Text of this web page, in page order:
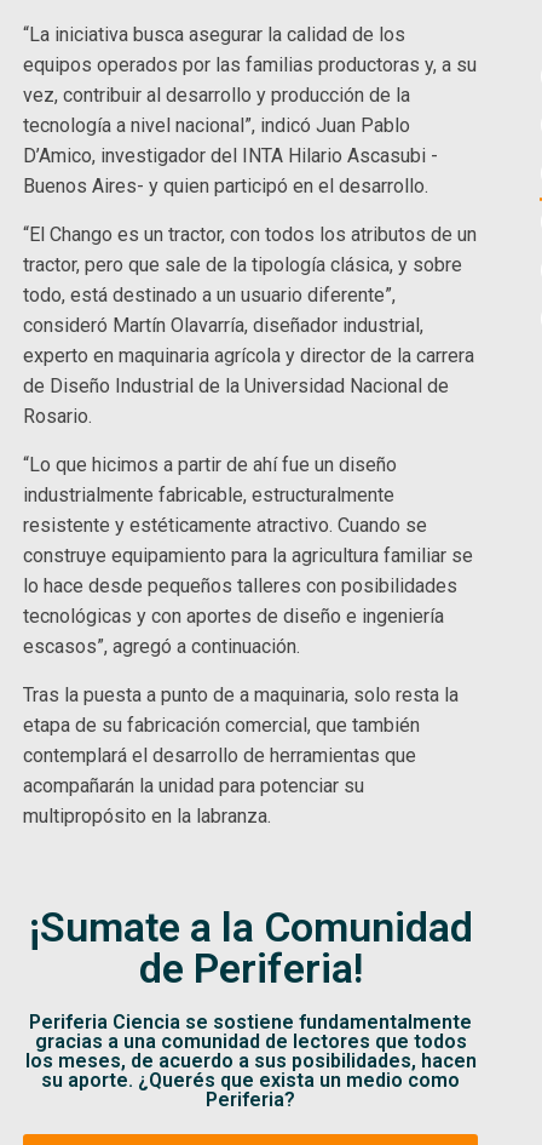
“La iniciativa busca asegurar la calidad de los
equipos operados por las familias productoras y, a su
vez, contribuir al desarrollo y producción de la
tecnología a nivel nacional”, indicó Juan Pablo
D’Amico, investigador del INTA Hilario Ascasubi -
Buenos Aires- y quien participó en el desarrollo.
“El Chango es un tractor, con todos los atributos de un
tractor, pero que sale de la tipología clásica, y sobre
todo, está destinado a un usuario diferente”,
consideró Martín Olavarría, diseñador industrial,
experto en maquinaria agrícola y director de la carrera
de Diseño Industrial de la Universidad Nacional de
Rosario.
“Lo que hicimos a partir de ahí fue un diseño
industrialmente fabricable, estructuralmente
resistente y estéticamente atractivo. Cuando se
construye equipamiento para la agricultura familiar se
lo hace desde pequeños talleres con posibilidades
tecnológicas y con aportes de diseño e ingeniería
escasos”, agregó a continuación.
Tras la puesta a punto de a maquinaria, solo resta la
etapa de su fabricación comercial, que también
contemplará el desarrollo de herramientas que
acompañarán la unidad para potenciar su
multipropósito en la labranza.
¡Sumate a la Comunidad
de Periferia!
Periferia Ciencia se sostiene fundamentalmente
gracias a una comunidad de lectores que todos
los meses, de acuerdo a sus posibilidades, hacen
su aporte. ¿Querés que exista un medio como
Periferia?